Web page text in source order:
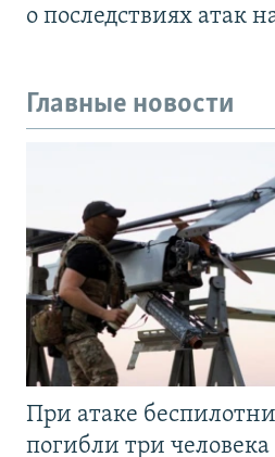
о последствиях атак
Главные новости
При атаке
погибли три человека